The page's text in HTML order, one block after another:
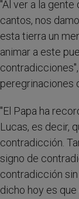
"Al ver a la
cantos, nos
esta tierra un
animar a este
peregrinaciones
"El Papa ha
Lucas, es decir,
contradicción.
signo de
contradicción
dicho hoy es